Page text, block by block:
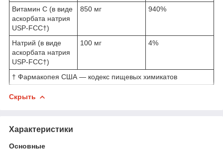
Витамин С (в виде
аскорбата натрия
USP-FCC†)
850 мг 940%
Натрий (в виде
аскорбата натрия
USP-FCC†)
100 мг 4%
† Фармакопея США — кодекс пищевых химикатов
Скрыть
Характеристики
Основные